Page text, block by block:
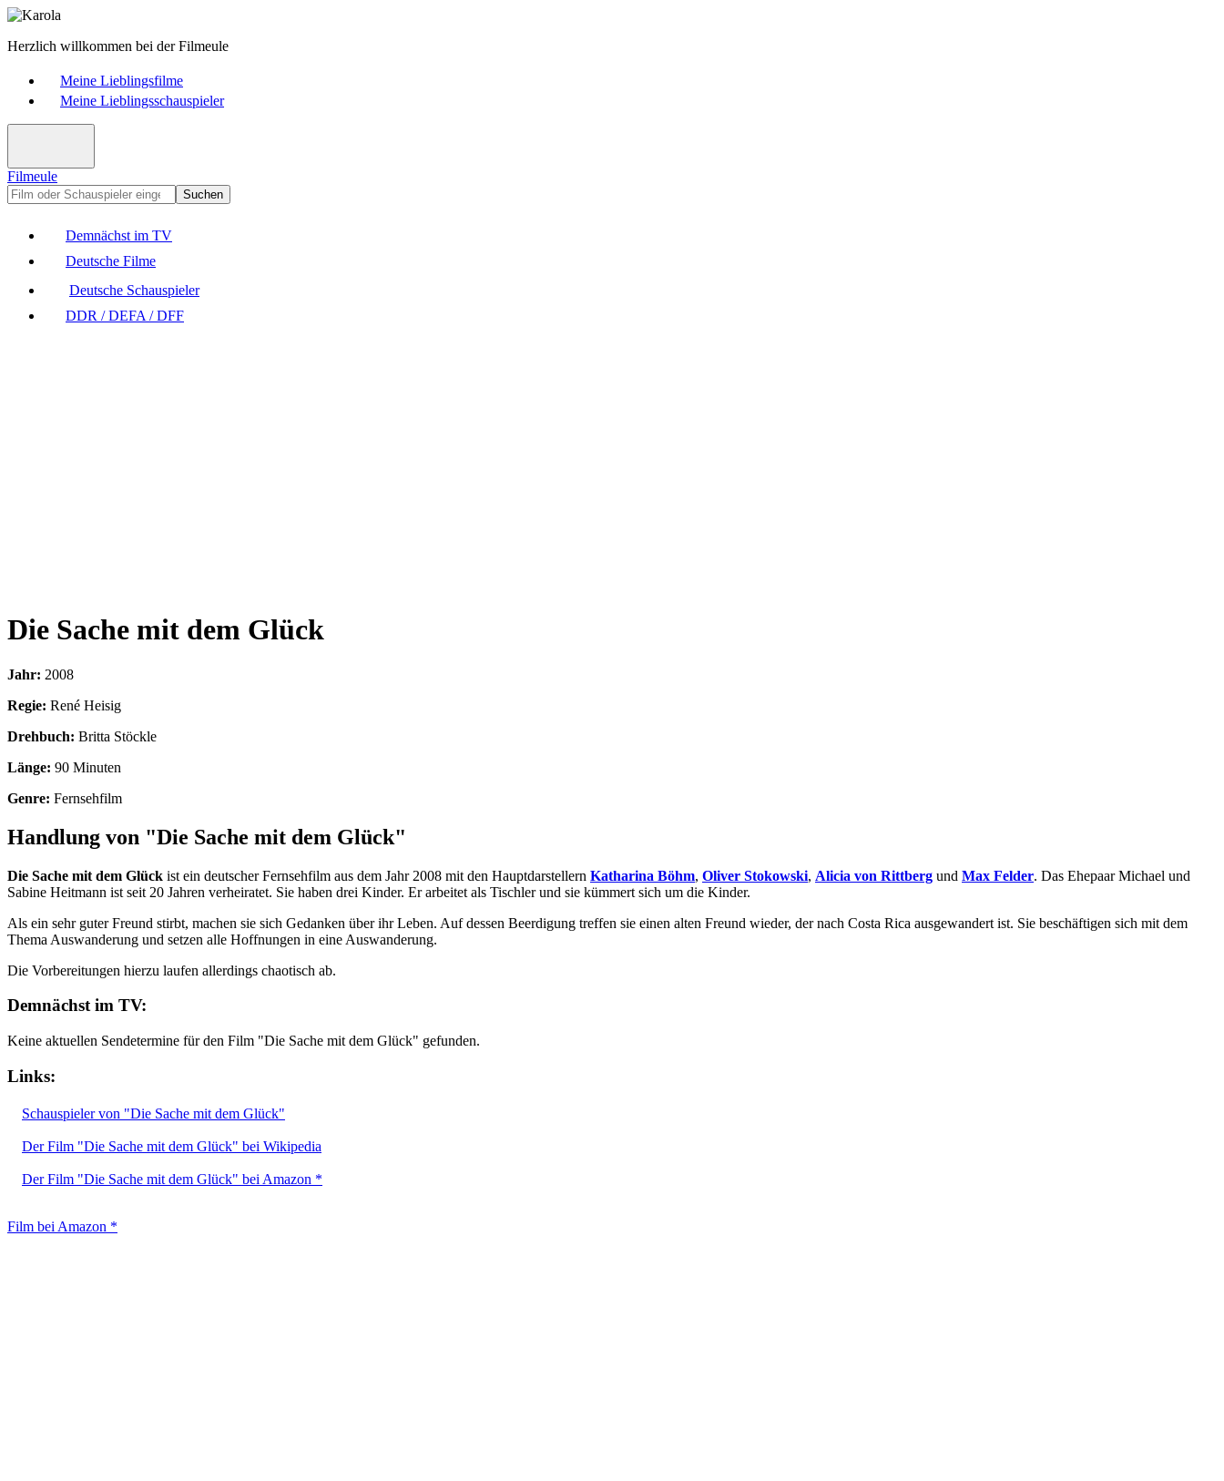
Herzlich willkommen bei der Filmeule
Meine Lieblingsfilme
Meine Lieblingsschauspieler
Filmeule
Suchen
Demnächst im TV
Deutsche Filme
Deutsche Schauspieler
DDR / DEFA / DFF
Die Sache mit dem Glück
Jahr: 2008
Regie: René Heisig
Drehbuch: Britta Stöckle
Länge: 90 Minuten
Genre: Fernsehfilm
Handlung von "Die Sache mit dem Glück"
Die Sache mit dem Glück ist ein deutscher Fernsehfilm aus dem Jahr 2008 mit den Hauptdarstellern Katharina Böhm, Oliver Stokowski, Alicia von Rittberg und Max Felder. Das Ehepaar Michael und
Sabine Heitmann ist seit 20 Jahren verheiratet. Sie haben drei Kinder. Er arbeitet als Tischler und sie kümmert sich um die Kinder.
Als ein sehr guter Freund stirbt, machen sie sich Gedanken über ihr Leben. Auf dessen Beerdigung treffen sie einen alten Freund wieder, der nach Costa Rica ausgewandert ist. Sie beschäftigen sich mit dem
Thema Auswanderung und setzen alle Hoffnungen in eine Auswanderung.
Die Vorbereitungen hierzu laufen allerdings chaotisch ab.
Demnächst im TV:
Keine aktuellen Sendetermine für den Film "Die Sache mit dem Glück" gefunden.
Links:
Schauspieler von "Die Sache mit dem Glück"
Der Film "Die Sache mit dem Glück" bei Wikipedia
Der Film "Die Sache mit dem Glück" bei Amazon *
Film bei Amazon *